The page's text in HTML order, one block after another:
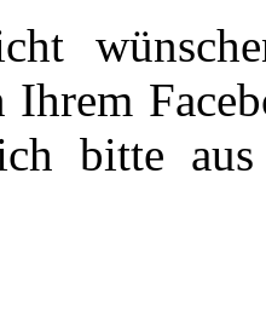
Ihrem
bitte aus